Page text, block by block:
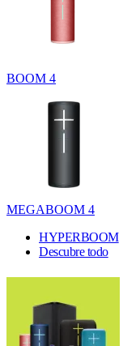
BOOM 4
MEGABOOM 4
HYPERBOOM
Descubre todo